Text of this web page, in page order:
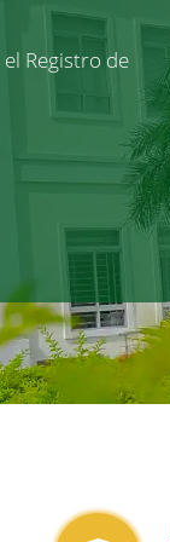
Registro de